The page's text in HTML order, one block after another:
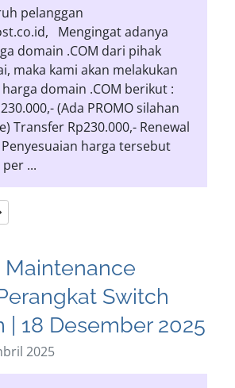
pelanggan
Mengingat adanya
domain .COM dari pihak
maka kami akan melakukan
domain .COM berikut :
(Ada PROMO silahan
Transfer Rp230.000,- Renewal
harga tersebut
...
Maintenance
Switch
| 18 Desember 2025
2025